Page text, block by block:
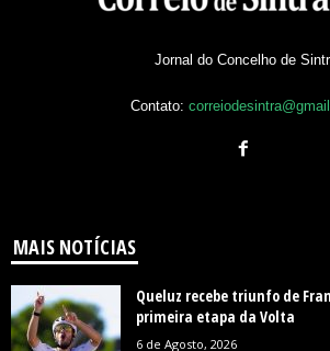
Jornal do Concelho de
Contato:
MAIS NOTÍCIAS
Queluz recebe triunfo de
primeira etapa da Volta
6 de Agosto, 2026